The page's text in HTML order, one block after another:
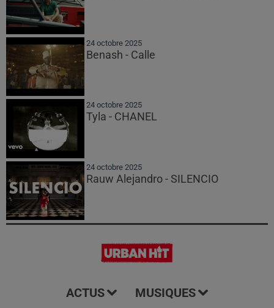
24 octobre 2025
Benash - Calle
24 octobre 2025
Tyla - CHANEL
24 octobre 2025
Rauw Alejandro - SILENCIO
ACTUS MUSIQUES